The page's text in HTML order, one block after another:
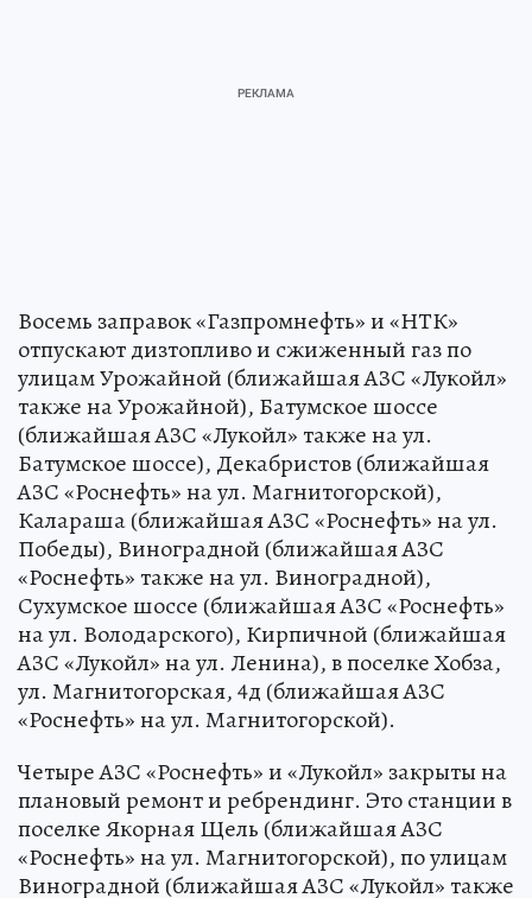
Восемь заправок «Газпромнефть» и «НТК»
отпускают дизтопливо и сжиженный газ по
улицам Урожайной (ближайшая АЗС «Лукойл»
также на Урожайной), Батумское шоссе
(ближайшая АЗС «Лукойл» также на ул.
Батумское шоссе), Декабристов (ближайшая
АЗС «Роснефть» на ул. Магнитогорской),
Калараша (ближайшая АЗС «Роснефть» на ул.
Победы), Виноградной (ближайшая АЗС
«Роснефть» также на ул. Виноградной),
Сухумское шоссе (ближайшая АЗС «Роснефть»
на ул. Володарского), Кирпичной (ближайшая
АЗС «Лукойл» на ул. Ленина), в поселке Хобза,
ул. Магнитогорская, 4д (ближайшая АЗС
«Роснефть» на ул. Магнитогорской).
Четыре АЗС «Роснефть» и «Лукойл» закрыты на
плановый ремонт и ребрендинг. Это станции в
поселке Якорная Щель (ближайшая АЗС
«Роснефть» на ул. Магнитогорской), по улицам
Виноградной (ближайшая АЗС «Лукойл» также